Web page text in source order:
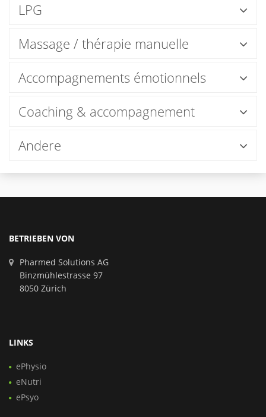
LPG
Massage / thérapie manuelle
Accompagnements émotionnels
Coaching & accompagnement
Andere
BETRIEBEN VON
Pharmed Solutions AG
Binzmühlestrasse 97
8050 Zürich
LINKS
ePhysio
eNutri
ePsyo